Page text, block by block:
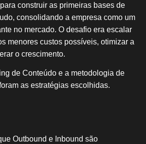
construir as primeiras bases de
consolidando a empresa como um
no mercado. O desafio era escalar
menores custos possíveis, otimizar a
o crescimento.
de Conteúdo e a metodologia de
as estratégias escolhidas.
Outbound e Inbound são